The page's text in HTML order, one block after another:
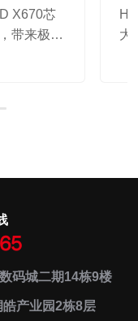
X670芯
带来极速
大
能
码城二期14栋9楼
产业园2栋8层